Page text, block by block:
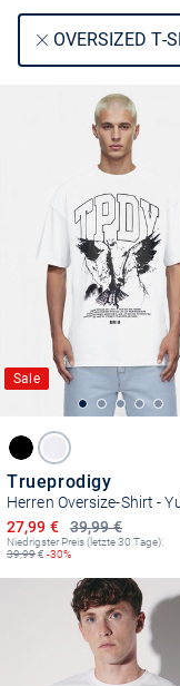
OVERSIZED T-
Sale
Trueprodigy
Herren Oversize-Shirt -
39,99 €
Ermäßigter Preis
27,99 €
Niedrigster Preis (letzte 30 Tage):
39,99€ -30%